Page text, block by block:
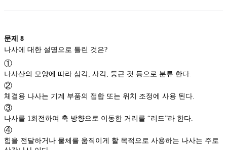
문제 8
①
나사산의 모양에 따라 삼각, 사각, 둥근 것 등으로 분류 한다.
②
체결용 나사는 기계 부품의 접합 또는 위치 조정에 사용 된다.
③
나사를 1회전하여 축 방향으로 이동한 거리를 “리드”라 한다.
④
힘을 전달하거나 물체를 움직이게 할 목적으로 사용하는 나사는 주로